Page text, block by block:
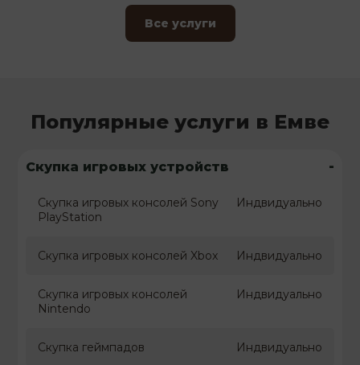
Все услуги
Популярные услуги в Емве
Скупка игровых устройств -
Скупка игровых консолей Sony
PlayStation
Индвидуально
Скупка игровых консолей Xbox Индвидуально
Скупка игровых консолей
Nintendo
Индвидуально
Скупка геймпадов Индвидуально